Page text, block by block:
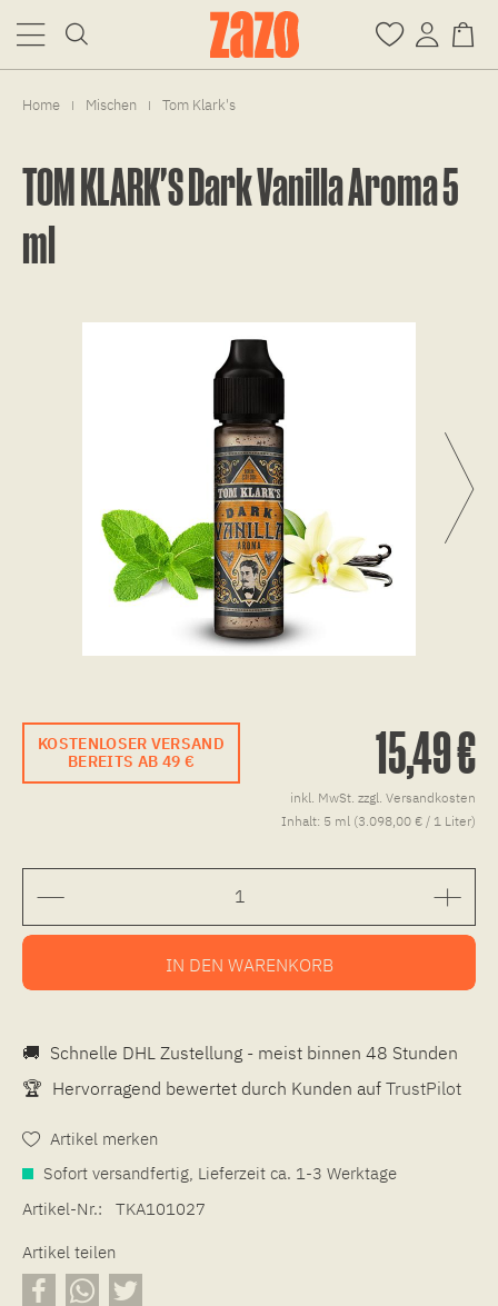
Home | Mischen | Tom Klark's
TOM KLARK'S Dark Vanilla Aroma 5
ml
KOSTENLOSER VERSAND
BEREITS AB 49 €
15,49 €
inkl. MwSt. zzgl. Versandkosten
Inhalt: 5 ml (3.098,00 € / 1 Liter)
IN DEN WARENKORB
🚚 Schnelle DHL Zustellung - meist binnen 48 Stunden
🏆 Hervorragend bewertet durch Kunden auf TrustPilot
Artikel merken
Sofort versandfertig, Lieferzeit ca. 1-3 Werktage
Artikel-Nr.:
TKA101027
Artikel teilen